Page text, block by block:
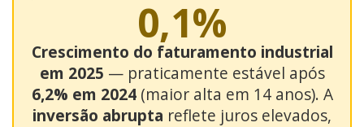
0,1%
Crescimento do faturamento industrial
em 2025 — praticamente estável após
6,2% em 2024(maior alta em 14 anos). A
inversão abrupta reflete juros elevados,